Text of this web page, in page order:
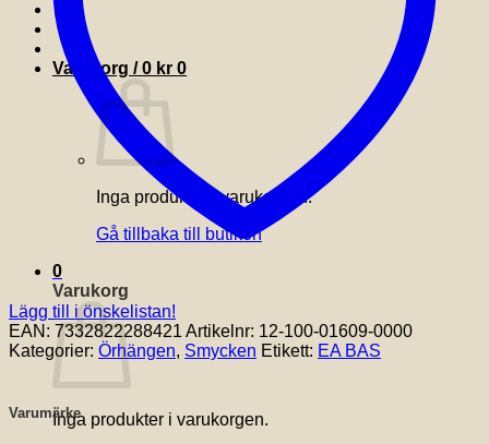
Varukorg /0 kr 0
Inga produkter i varukorgen.
Gå tillbaka till butiken
0
Varukorg
Inga produkter i varukorgen.
Lägg till i önskelistan!
EAN: 7332822288421 Artikelnr: 12-100-01609-0000
Kategorier: Örhängen, Smycken Etikett: EA BAS
Varumärke